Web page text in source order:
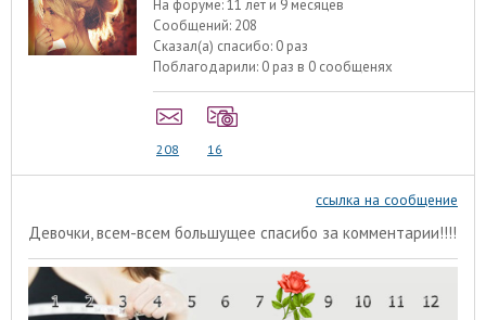
На форуме:11 лет и 9 месяцев
Сообщений: 208
Сказал(а) спасибо: 0 раз
Поблагодарили: 0 раз в 0 сообщенях
208 16
ссылка на сообщение
Девочки, всем-всем большущее спасибо за комментарии!!!!